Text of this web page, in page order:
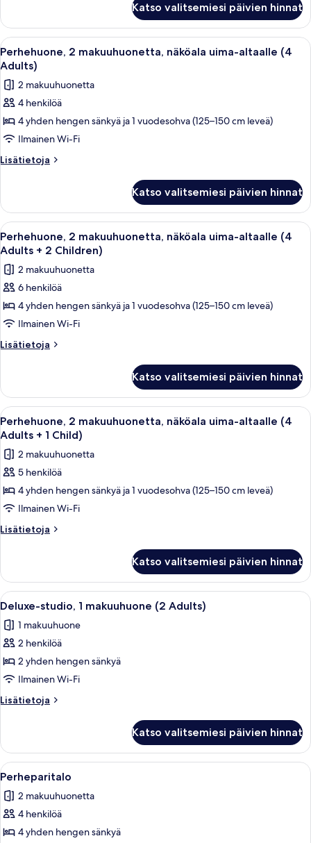
Adults
+
1
Child)
kuvat
makuuhuonetta,
näköala
uima-
altaalle
Adults
+
Child)
Katso valitsemiesi päivien hinnat
Avaa
kaikki
huonetyypin
Perhehuone,
2
makuuhuonetta,
näköala
uima-
Adults)
kuvat
Parveke, jolta on näkymä uima-
13
Perhehuone, 2 makuuhuonetta, näköala uima-altaalle (4
Adults)
2 makuuhuonetta
4 henkilöä
4 yhden hengen sänkyä ja 1 vuodesohva (125–150 cm leveä)
Ilmainen Wi-Fi
Lisätietoja
Lisätietoja
makuuhuonetta,
näköala
uima-
altaalle
Adults)
Katso valitsemiesi päivien hinnat
Avaa
kaikki
huonetyypin
Perhehuone,
2
makuuhuonetta,
näköala
uima-
Adults
+
2
Children)
kuvat
Parveke, jolta on näkymä uima-
13
Perhehuone, 2 makuuhuonetta, näköala uima-altaalle (4
Adults + 2 Children)
2 makuuhuonetta
6 henkilöä
4 yhden hengen sänkyä ja 1 vuodesohva (125–150 cm leveä)
Ilmainen Wi-Fi
Lisätietoja
Lisätietoja
makuuhuonetta,
näköala
uima-
altaalle
Adults
+
Children)
Katso valitsemiesi päivien hinnat
Avaa
kaikki
huonetyypin
Perhehuone,
2
makuuhuonetta,
näköala
uima-
Adults
+
1
Child)
kuvat
Parveke, jolta on näkymä uima-
13
Perhehuone, 2 makuuhuonetta, näköala uima-altaalle (4
Adults + 1 Child)
2 makuuhuonetta
5 henkilöä
4 yhden hengen sänkyä ja 1 vuodesohva (125–150 cm leveä)
Ilmainen Wi-Fi
Lisätietoja
Lisätietoja
makuuhuonetta,
näköala
uima-
(4
Adults
Child)
Katso valitsemiesi päivien hinnat
Avaa
kaikki
huonetyypin
Deluxe-
studio,
1
makuuhuone
(2
kuvat
Moderni hotellihuone, jossa on
5
Deluxe-studio, 1 makuuhuone (2 Adults)
1 makuuhuone
2 henkilöä
2 yhden hengen sänkyä
Ilmainen Wi-Fi
Lisätietoja
Lisätietoja
1
makuuhuone
(2
Adults)
Katso valitsemiesi päivien hinnat
Avaa
kaikki
huonetyypin
Perheparitalo
kuvat
Huone, jossa on peilit, kaksi
4
Perheparitalo
2 makuuhuonetta
4 henkilöä
4 yhden hengen sänkyä